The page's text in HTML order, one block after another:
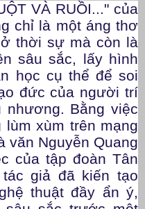
VÀ RUỒI..." của
chỉ là một áng thơ
thời sự mà còn là
sâu sắc, lấy hình
học cụ thể để soi
đức của người trí
nhương. Bằng việc
xùm trên mạng
văn Nguyễn Quang
của tập đoàn Tân
giả đã kiến tạo
thuật đầy ẩn ý,